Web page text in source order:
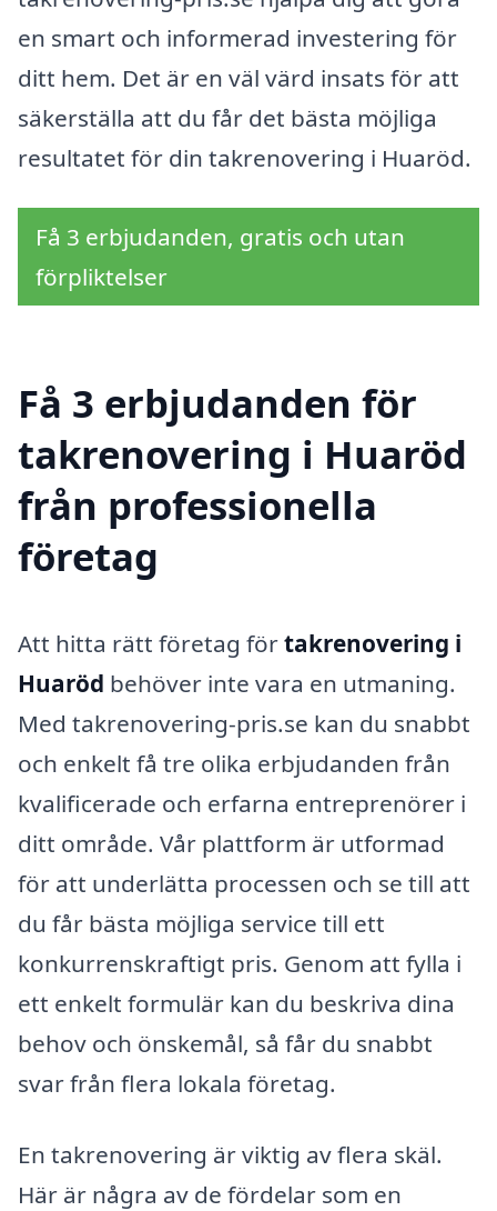
en smart och informerad investering för
ditt hem. Det är en väl värd insats för att
säkerställa att du får det bästa möjliga
resultatet för din takrenovering i Huaröd.
Få 3 erbjudanden, gratis och utan
förpliktelser
Få 3 erbjudanden för
takrenovering i Huaröd
från professionella
företag
Att hitta rätt företag förtakrenovering i
Huaröd behöver inte vara en utmaning.
Med takrenovering-pris.se kan du snabbt
och enkelt få tre olika erbjudanden från
kvalificerade och erfarna entreprenörer i
ditt område. Vår plattform är utformad
för att underlätta processen och se till att
du får bästa möjliga service till ett
konkurrenskraftigt pris. Genom att fylla i
ett enkelt formulär kan du beskriva dina
behov och önskemål, så får du snabbt
svar från flera lokala företag.
En takrenovering är viktig av flera skäl.
Här är några av de fördelar som en